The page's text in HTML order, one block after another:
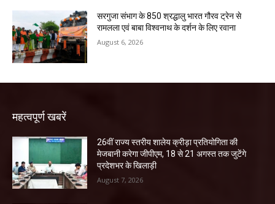
सरगुजा संभाग के 850 श्रद्धालु भारत गौरव ट्रेन से
रामलला एवं बाबा विश्वनाथ के दर्शन के लिए रवाना
August 6, 2026
महत्वपूर्ण खबरें
26वीं राज्य स्तरीय शालेय क्रीड़ा प्रतियोगिता की
मेजबानी करेगा जीपीएम, 18 से 21 अगस्त तक जुटेंगे
प्रदेशभर के खिलाड़ी
August 7, 2026